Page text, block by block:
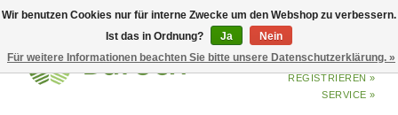
ANMELDENODERJETZT
REGISTRIEREN »
SERVICE »
Wir benutzen Cookies nur für interne Zwecke um den Webshop zu verbessern.
Ist das in Ordnung?
Ja
Nein
Für weitere Informationen beachten Sie bitte unsere Datenschutzerklärung. »